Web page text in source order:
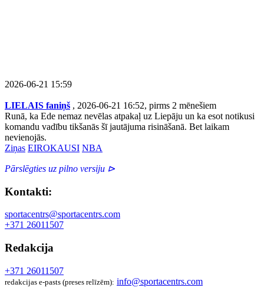
2026-06-21 15:59
LIELAIS faniņš , 2026-06-21 16:52, pirms 2 mēnešiem
Runā, ka Ede nemaz nevēlas atpakaļ uz Liepāju un ka esot notikusi
komandu vadību tikšanās šī jautājuma risināšanā. Bet laikam
nevienojās.
Ziņas EIROKAUSI NBA
Pārslēgties uz pilno versiju ⊳
Kontakti:
sportacentrs@sportacentrs.com
+371 26011507
Redakcija
+371 26011507
redakcijas e-pasts (preses relīzēm): info@sportacentrs.com